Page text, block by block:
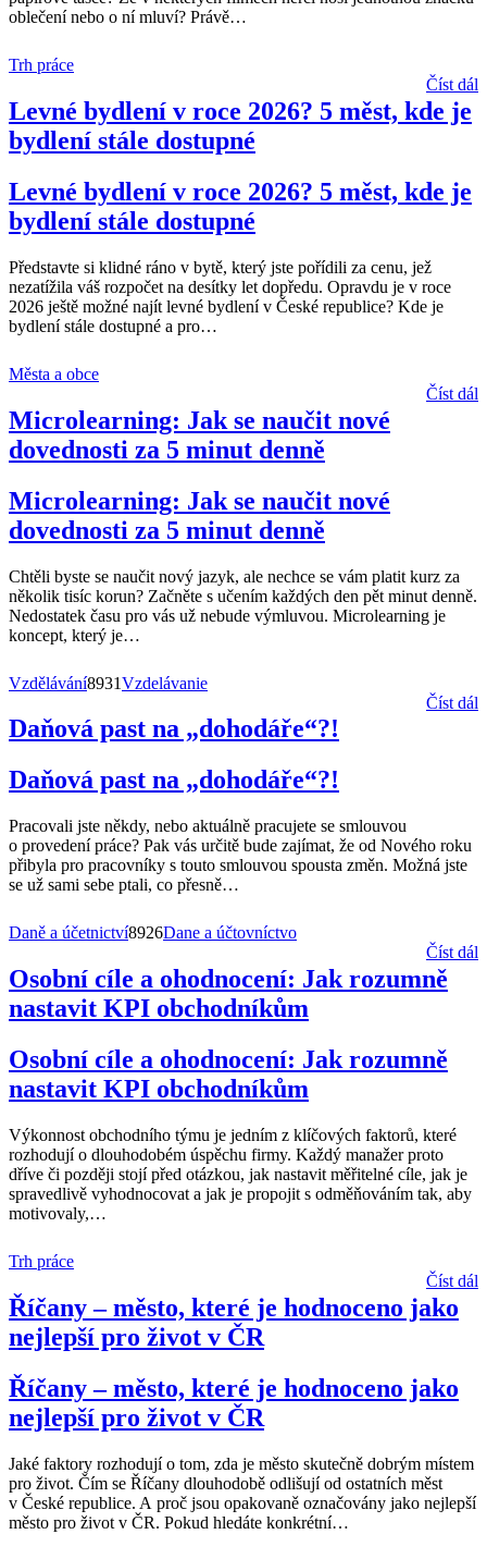
oblečení nebo o ní mluví? Právě…
Trh práce
Číst dál
Levné bydlení v roce 2026? 5 měst, kde je
bydlení stále dostupné
Levné bydlení v roce 2026? 5 měst, kde je
bydlení stále dostupné
Představte si klidné ráno v bytě, který jste pořídili za cenu, jež
nezatížila váš rozpočet na desítky let dopředu. Opravdu je v roce
2026 ještě možné najít levné bydlení v České republice? Kde je
bydlení stále dostupné a pro…
Města a obce
Číst dál
Microlearning: Jak se naučit nové
dovednosti za 5 minut denně
Microlearning: Jak se naučit nové
dovednosti za 5 minut denně
Chtěli byste se naučit nový jazyk, ale nechce se vám platit kurz za
několik tisíc korun? Začněte s učením každých den pět minut denně.
Nedostatek času pro vás už nebude výmluvou. Microlearning je
koncept, který je…
Vzdělávání8931Vzdelávanie
Číst dál
Daňová past na „dohodáře“?!
Daňová past na „dohodáře“?!
Pracovali jste někdy, nebo aktuálně pracujete se smlouvou
o provedení práce? Pak vás určitě bude zajímat, že od Nového roku
přibyla pro pracovníky s touto smlouvou spousta změn. Možná jste
se už sami sebe ptali, co přesně…
Daně a účetnictví8926Dane a účtovníctvo
Číst dál
Osobní cíle a ohodnocení: Jak rozumně
nastavit KPI obchodníkům
Osobní cíle a ohodnocení: Jak rozumně
nastavit KPI obchodníkům
Výkonnost obchodního týmu je jedním z klíčových faktorů, které
rozhodují o dlouhodobém úspěchu firmy. Každý manažer proto
dříve či později stojí před otázkou, jak nastavit měřitelné cíle, jak je
spravedlivě vyhodnocovat a jak je propojit s odměňováním tak, aby
motivovaly,…
Trh práce
Číst dál
Říčany – město, které je hodnoceno jako
nejlepší pro život v ČR
Říčany – město, které je hodnoceno jako
nejlepší pro život v ČR
Jaké faktory rozhodují o tom, zda je město skutečně dobrým místem
pro život. Čím se Říčany dlouhodobě odlišují od ostatních měst
v České republice. A proč jsou opakovaně označovány jako nejlepší
město pro život v ČR. Pokud hledáte konkrétní…